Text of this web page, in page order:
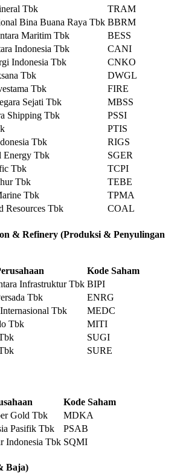
Tbk
TRAM
Bina Buana Raya Tbk BBRM
Maritim Tbk
BESS
Indonesia Tbk
CANI
Indonesia Tbk
CNKO
Tbk
DWGL
Tbk
FIRE
Sejati Tbk
MBSS
Shipping Tbk
PSSI
PTIS
Tbk
RIGS
Energy Tbk
SGER
Tbk
TCPI
Tbk
TEBE
Tbk
TPMA
Resources Tbk COAL
& Refinery (Produksi & Penyulingan
Kode Saham
Infrastruktur Tbk BIPI
Tbk
ENRG
Tbk
MEDC
Tbk
MITI
SUGI
SURE
Kode Saham
Gold Tbk
MDKA
Pasifik Tbk
PSAB
Indonesia Tbk SQMI
Baja)